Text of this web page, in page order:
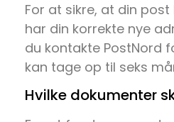
For at sikre, at din
har din korrekte nye
du kontakte PostNord
kan tage op til seks
Hvilke dokumenter